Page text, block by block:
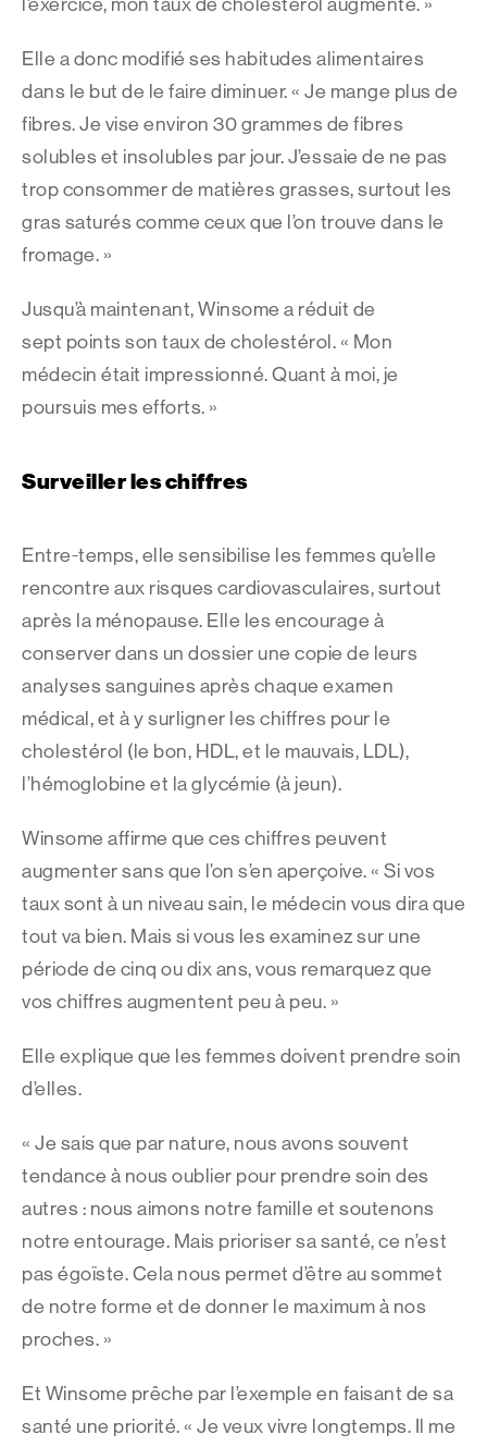
l’exercice, mon taux de cholestérol augmente. »
Elle a donc modifié ses habitudes alimentaires
dans le but de le faire diminuer. « Je mange plus de
fibres. Je vise environ 30 grammes de fibres
solubles et insolubles par jour. J’essaie de ne pas
trop consommer de matières grasses, surtout les
gras saturés comme ceux que l’on trouve dans le
fromage. »
Jusqu’à maintenant, Winsome a réduit de
sept points son taux de cholestérol. « Mon
médecin était impressionné. Quant à moi, je
poursuis mes efforts. »
Surveiller les chiffres
Entre-temps, elle sensibilise les femmes qu’elle
rencontre aux risques cardiovasculaires, surtout
après la ménopause. Elle les encourage à
conserver dans un dossier une copie de leurs
analyses sanguines après chaque examen
médical, et à y surligner les chiffres pour le
cholestérol (le bon, HDL, et le mauvais, LDL),
l’hémoglobine et la glycémie (à jeun).
Winsome affirme que ces chiffres peuvent
augmenter sans que l’on s’en aperçoive. « Si vos
taux sont à un niveau sain, le médecin vous dira que
tout va bien. Mais si vous les examinez sur une
période de cinq ou dix ans, vous remarquez que
vos chiffres augmentent peu à peu. »
Elle explique que les femmes doivent prendre soin
d’elles.
« Je sais que par nature, nous avons souvent
tendance à nous oublier pour prendre soin des
autres : nous aimons notre famille et soutenons
notre entourage. Mais prioriser sa santé, ce n’est
pas égoïste. Cela nous permet d’être au sommet
de notre forme et de donner le maximum à nos
proches. »
Et Winsome prêche par l’exemple en faisant de sa
santé une priorité. « Je veux vivre longtemps. Il me